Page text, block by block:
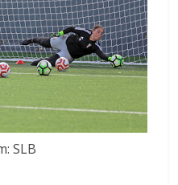
SLB